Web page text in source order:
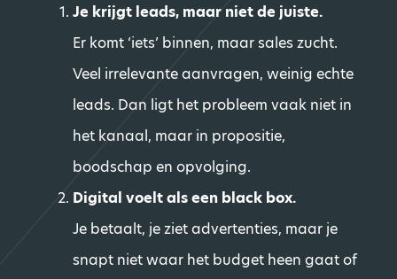
Je krijgt leads, maar niet de juiste.
Er komt ‘iets’ binnen, maar sales zucht.
Veel irrelevante aanvragen, weinig echte
leads. Dan ligt het probleem vaak niet in
het kanaal, maar in propositie,
boodschap en opvolging.
Digital voelt als een black box.
Je betaalt, je ziet advertenties, maar je
snapt niet waar het budget heen gaat of